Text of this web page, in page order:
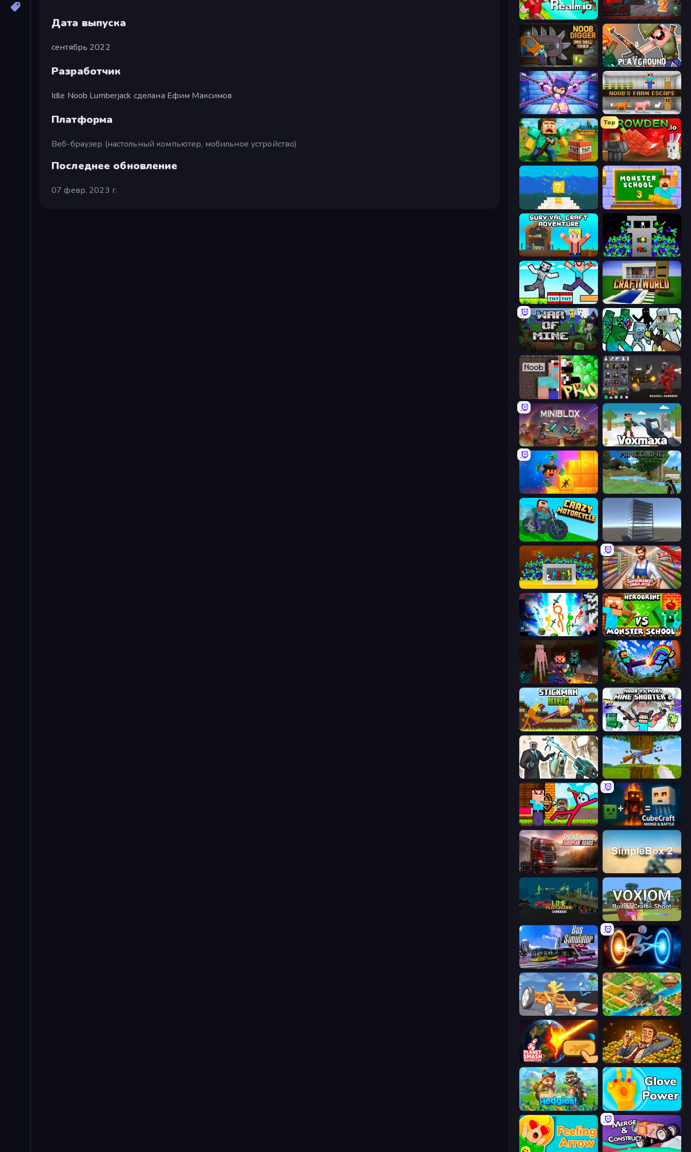
Дата выпуска
сентябрь 2022
Разработчик
Idle Noob Lumberjack сделана Ефим Максимов
Платформа
Веб-браузер (настольный компьютер, мобильное устройство)
Последнее обновление
07 февр. 2023 г.
CubeRealm.io Noob Miner 2: Escape From Prison
Noob Digger: Pro Drill Miner Playground
Mini Mine Noob's Farm Escape
Voxel Playground: Ragdoll Noob
Top
Grow A Garden | Growden.io
Monster School 3
Survival Craft Adventure Stick Epic Fighter
Noob Gigachad: Parkour Tricks Challenge Craft World
War of Mine
Noob vs Pro: Challenge Last Play: Ragdoll Sandbox
Miniblox Voxmaxa
Merge & Dig! Mine Clone
Crazy Motorcycle Craft 3D
Stick Fighter vs Zombies Supermarket Simulator: Store Manager
Stickman Epic Herobrine vs Monster School
ZombieCraft Noob: Wall Crusher
Stickman King Mine Shooter 2: Noob vs Mobs
Skibidi Toilets: Infection Mine Shooter 3D
Noob Archer vs Stickman Zombie CubeCraft: Merge & Battle
Truck Simulator: European Roads
Voxiom.io
Bus Simulator: EVO Portal Escape
Draw Crash Race Empire City
Planet Smash Destruction Idle Billionaire Tycoon
Hedgies Glove Power